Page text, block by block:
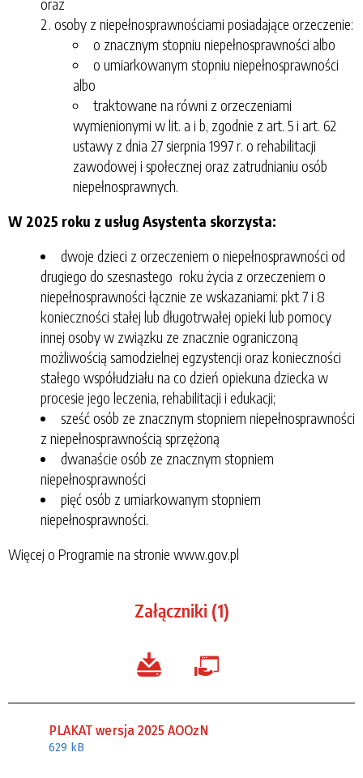
osoby z niepełnosprawnościami posiadające orzeczenie:
o znacznym stopniu niepełnosprawności albo
o umiarkowanym stopniu niepełnosprawności
albo
traktowane na równi z orzeczeniami
wymienionymi w lit. a i b, zgodnie z art. 5 i art. 62
ustawy z dnia 27 sierpnia 1997 r. o rehabilitacji
zawodowej i społecznej oraz zatrudnianiu osób
niepełnosprawnych.
W 2025 roku z usług Asystenta skorzysta:
dwoje dzieci z orzeczeniem o niepełnosprawności od
drugiego do szesnastego roku życia z orzeczeniem o
niepełnosprawności łącznie ze wskazaniami: pkt 7 i 8
konieczności stałej lub długotrwałej opieki lub pomocy
innej osoby w związku ze znacznie ograniczoną
możliwością samodzielnej egzystencji oraz konieczności
stałego współudziału na co dzień opiekuna dziecka w
procesie jego leczenia, rehabilitacji i edukacji;
sześć osób ze znacznym stopniem niepełnosprawności
z niepełnosprawnością sprzężoną
dwanaście osób ze znacznym stopniem
niepełnosprawności
pięć osób z umiarkowanym stopniem
niepełnosprawności.
Więcej o Programie na stronie www.gov.pl
Załączniki (1)
PLAKAT wersja 2025 AOOzN
629 kB